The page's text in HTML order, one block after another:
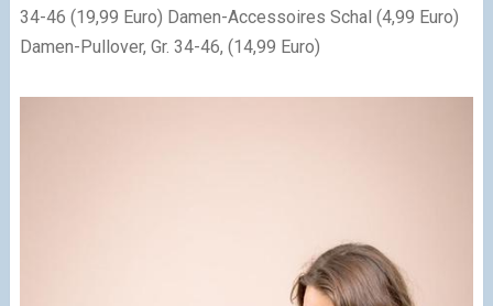
34-46 (19,99 Euro) Damen-Accessoires Schal (4,99 Euro)
Damen-Pullover, Gr. 34-46, (14,99 Euro)